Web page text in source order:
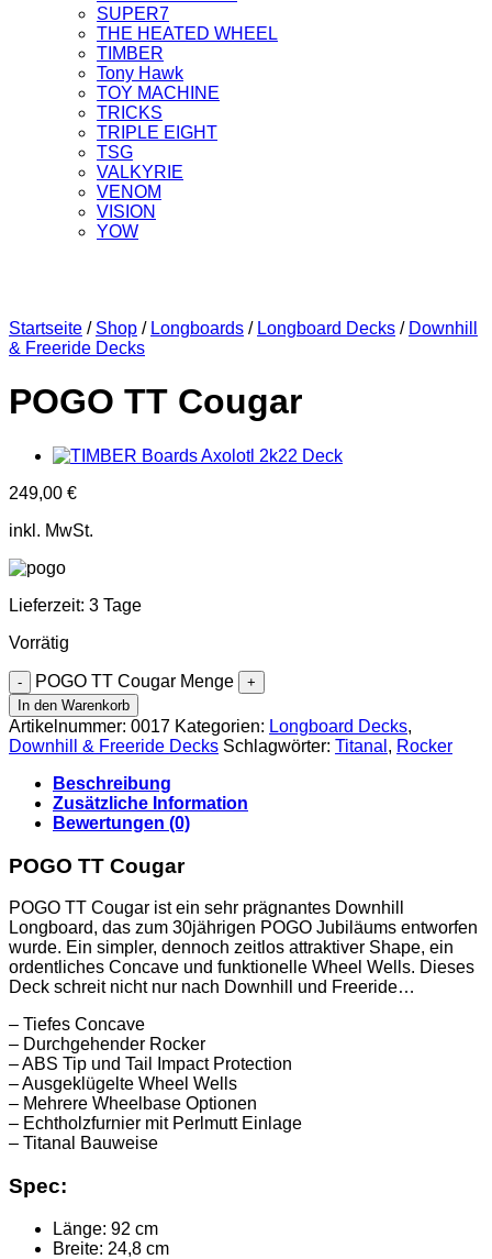
SUPER7
THE HEATED WHEEL
TIMBER
Tony Hawk
TOY MACHINE
TRICKS
TRIPLE EIGHT
TSG
VALKYRIE
VENOM
VISION
YOW
Startseite / Shop / Longboards / Longboard Decks / Downhill
& Freeride Decks
POGO TT Cougar
249,00 €
inkl. MwSt.
Lieferzeit: 3 Tage
Vorrätig
POGO TT Cougar Menge
In den Warenkorb
Artikelnummer: 0017 Kategorien: Longboard Decks,
Downhill & Freeride Decks Schlagwörter: Titanal , Rocker
Beschreibung
Zusätzliche Information
Bewertungen (0)
POGO TT Cougar
POGO TT Cougar ist ein sehr prägnantes Downhill
Longboard, das zum 30jährigen POGO Jubiläums entworfen
wurde. Ein simpler, dennoch zeitlos attraktiver Shape, ein
ordentliches Concave und funktionelle Wheel Wells. Dieses
Deck schreit nicht nur nach Downhill und Freeride…
– Tiefes Concave
– Durchgehender Rocker
– ABS Tip und Tail Impact Protection
– Ausgeklügelte Wheel Wells
– Mehrere Wheelbase Optionen
– Echtholzfurnier mit Perlmutt Einlage
– Titanal Bauweise
Spec:
Länge: 92 cm
Breite: 24,8 cm